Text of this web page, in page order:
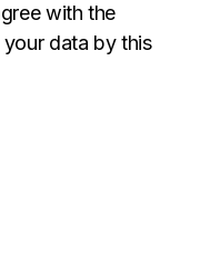
with the
data by this